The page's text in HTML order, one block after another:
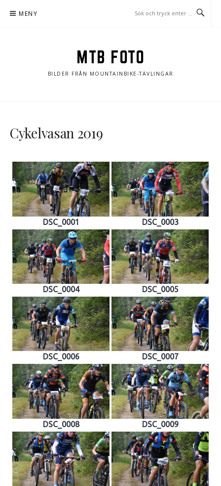
MENY
MTB FOTO
BILDER FRÅN MOUNTAINBIKE-TÄVLINGAR
Cykelvasan 2019
DSC_0001 DSC_0003
DSC_0004 DSC_0005
DSC_0006 DSC_0007
DSC_0008 DSC_0009